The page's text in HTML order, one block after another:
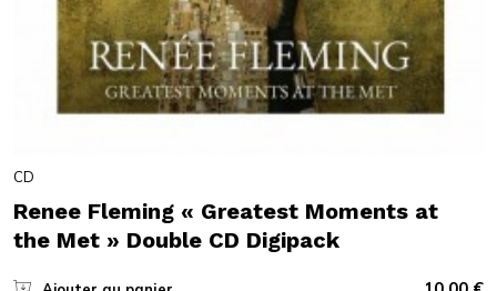
CD
Renee Fleming « Greatest Moments at
the Met » Double CD Digipack